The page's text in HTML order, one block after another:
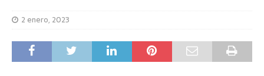
2 enero, 2023